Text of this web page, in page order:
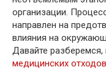
организации.
направлен на
влияния на
Давайте разберемся,
медицинских отходов